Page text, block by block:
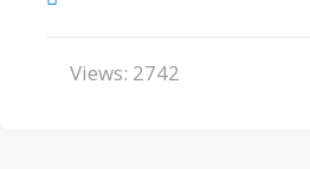
Views: 2742